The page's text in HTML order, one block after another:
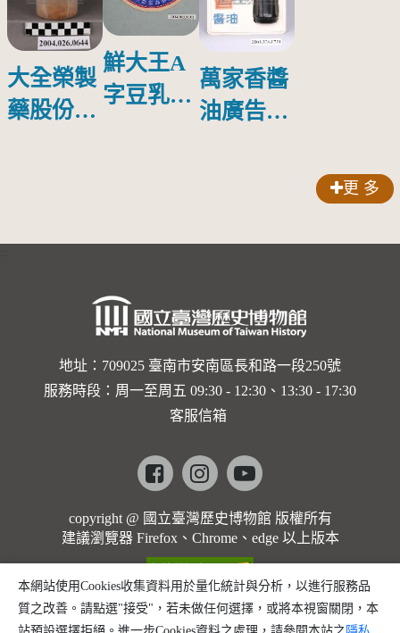
大全榮製
藥股份有
鮮大王A
字豆乳罐
萬家香醬
油廣告塑
更 多
地址：709025 臺南市安南區長和路一段250號
服務時段：周一至周五 09:30 - 12:30、13:30 - 17:30
客服信箱
Facebookinstagramyoutube
copyright @ 國立臺灣歷史博物館 版權所有
建議瀏覽器 Firefox、Chrome、edge 以上版本
本網站使用Cookies收集資料用於量化統計與分析，以進行服務品
質之改善。請點選"接受"，若未做任何選擇，或將本視窗關閉，本
站預設選擇拒絕。進一步Cookies資料之處理，請參閱本站之 隱私